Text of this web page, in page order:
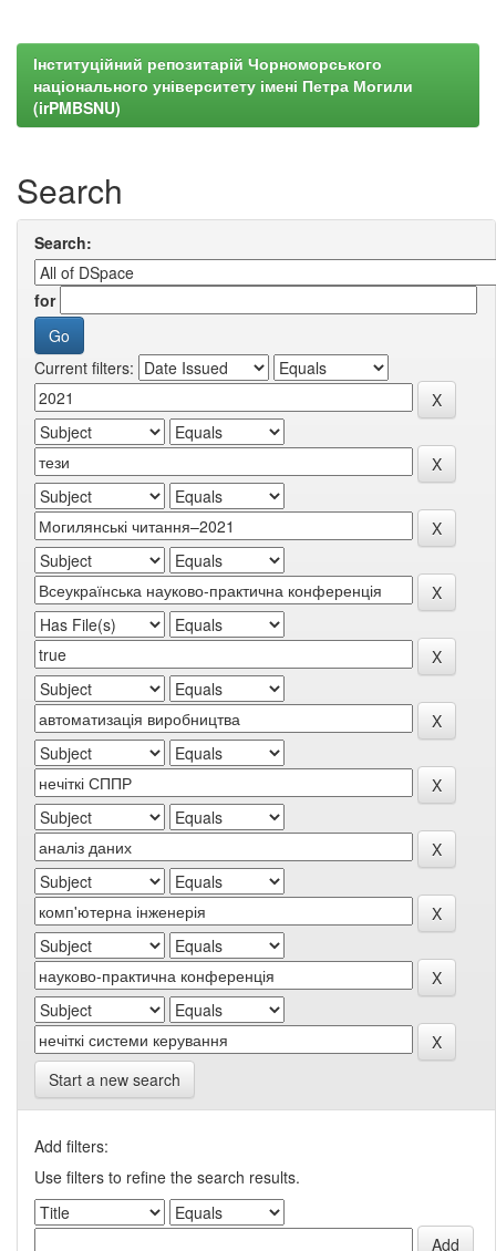
Інституційний репозитарій Чорноморського
національного університету імені Петра Могили
(irPMBSNU)
Search
Search:
for
Current filters:
Start a new search
Add filters:
Use filters to refine the search results.